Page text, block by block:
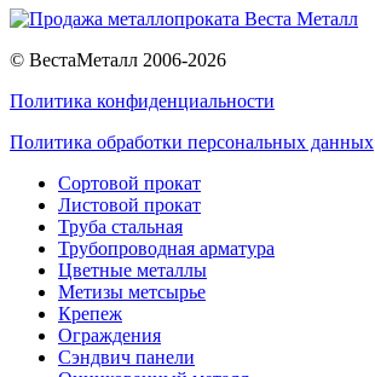
© ВестаМеталл 2006-2026
Политика конфиденциальности
Политика обработки персональных данных
Сортовой прокат
Листовой прокат
Труба стальная
Трубопроводная арматура
Цветные металлы
Метизы метсырье
Крепеж
Ограждения
Сэндвич панели